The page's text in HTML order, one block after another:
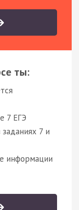
ты:
7 ЕГЭ
7 и
информации